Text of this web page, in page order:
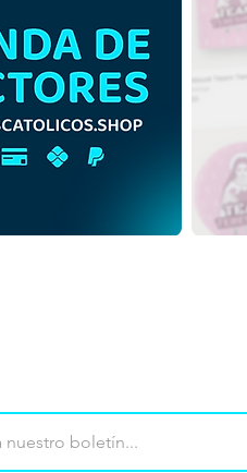
São José de Anchieta |
Descarga gratis la
ilustración sin fondo de